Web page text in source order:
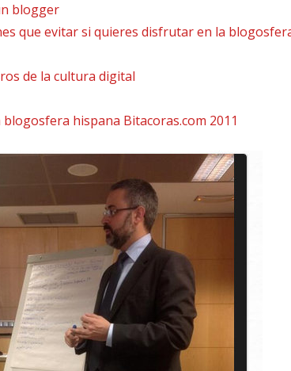
blogger
que evitar si quieres disfrutar en la
de la cultura digital
hispana Bitacoras.com 2011